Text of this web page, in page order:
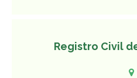
Registro Civil